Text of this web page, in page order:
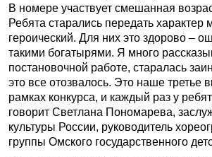
В номере участвует смешанная
Ребята старались передать характер
героический. Для них это здорово –
такими богатырями. Я много
постановочной работе, старалась
это все отозвалось. Это наше третье
рамках конкурса, и каждый раз у
говорит Светлана Пономарева,
культуры России, руководитель
группы Омского государственного